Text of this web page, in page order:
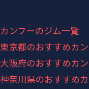
カンフーのジム一覧
東京都のおすすめカ
大阪府のおすすめカ
神奈川県のおすすめ